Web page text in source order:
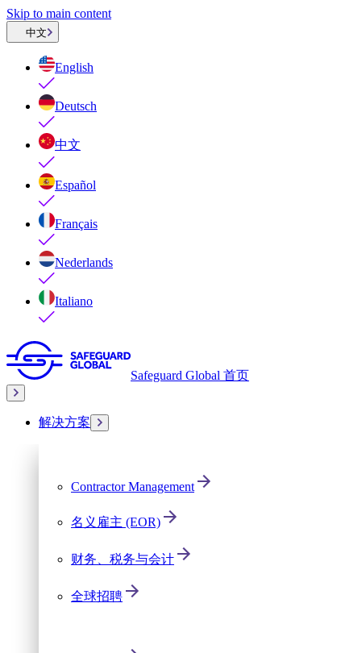
Skip to main content
中文
English
Deutsch
中文
Español
Français
Nederlands
Italiano
Safeguard Global 首页
解决方案
Contractor Management
名义雇主 (EOR)
财务、税务与会计
全球招聘